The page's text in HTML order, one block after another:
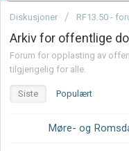
Diskusjoner RF13.50 -
Arkiv for offentlige
Forum for opplasting av
tilgjengelig for alle.
Siste Populært
Møre- og